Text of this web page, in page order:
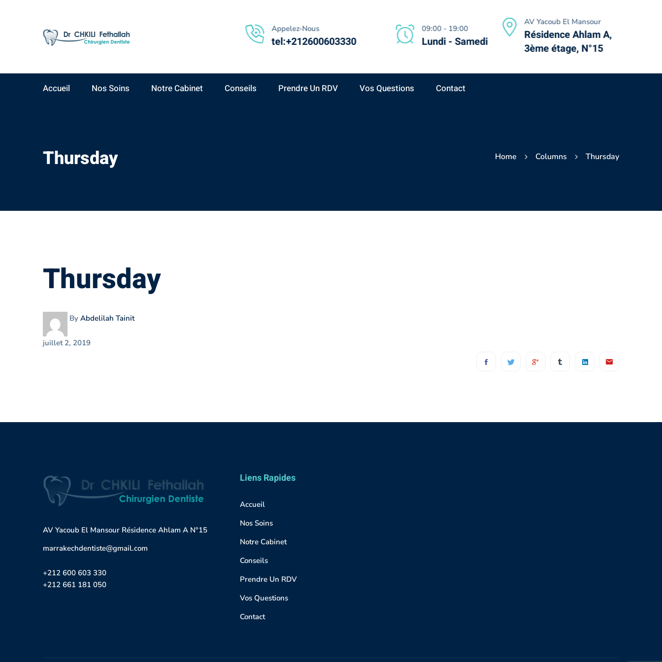
09:00 - 19:00
Lundi - Samedi
Appelez-Nous
tel:+212600603330
09:00 - 19:00
Lundi - Samedi
AV Yacoub El Mansour
Résidence Ahlam A,
3ème étage, N°15
Accueil Nos Soins Notre Cabinet Conseils Prendre Un RDV Vos Questions Contact
Thursday Home Columns Thursday
Thursday
Thursday
By Abdelilah Tainit
juillet 2, 2019
AV Yacoub El Mansour Résidence Ahlam A N°15
marrakechdentiste@gmail.com
+212 600 603 330
+212 661 181 050
Liens Rapides
Accueil
Nos Soins
Notre Cabinet
Conseils
Prendre Un RDV
Vos Questions
Contact